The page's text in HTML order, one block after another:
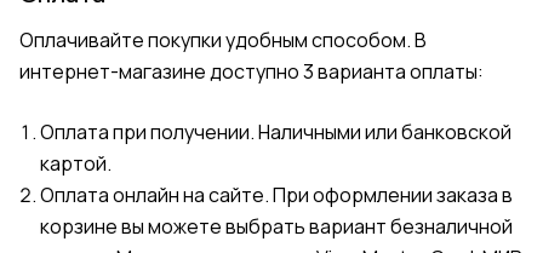
Оплачивайте покупки удобным способом. В
интернет-магазине доступно 3 варианта оплаты:
Оплата при получении. Наличными или банковской
картой.
Оплата онлайн на сайте. При оформлении заказа в
корзине вы можете выбрать вариант безналичной